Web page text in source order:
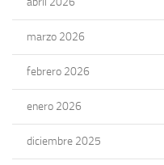
marzo 2026
febrero 2026
enero 2026
diciembre 2025